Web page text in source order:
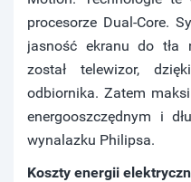
procesorze Dual-Core.
jasność ekranu do tła
został telewizor,
odbiornika. Zatem
energooszczędnym i
wynalazku Philipsa.
Koszty energii